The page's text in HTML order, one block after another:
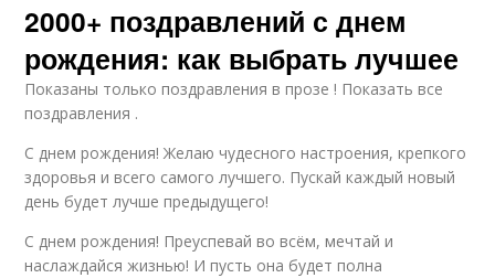
2000+ поздравлений с днем
рождения: как выбрать лучшее
Показаны только поздравления в прозе ! Показать все
поздравления .
С днем рождения! Желаю чудесного настроения, крепкого
здоровья и всего самого лучшего. Пускай каждый новый
день будет лучше предыдущего!
С днем рождения! Преуспевай во всём, мечтай и
наслаждайся жизнью! И пусть она будет полна